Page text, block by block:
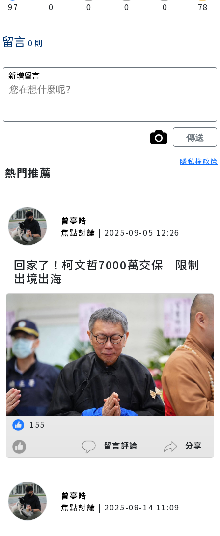
97 0 0 0 0 78
隱私權政策
熱門推薦
曾亭皓
焦點討論 | 2025-09-05 12:26
回家了！柯文哲7000萬交保 限制
出境出海
155
留言評論
分享
曾亭皓
焦點討論 | 2025-08-14 11:09